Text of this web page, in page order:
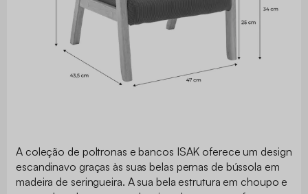
A coleção de poltronas e bancos ISAK oferece um design
escandinavo graças às suas belas pernas de bússola em
madeira de seringueira. A sua bela estrutura em choupo e